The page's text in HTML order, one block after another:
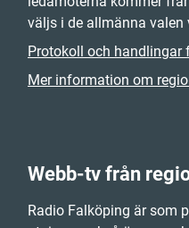
väljs i de allmänna valen
Protokoll och
Mer information om
Webb-tv från
Radio Falköping är som